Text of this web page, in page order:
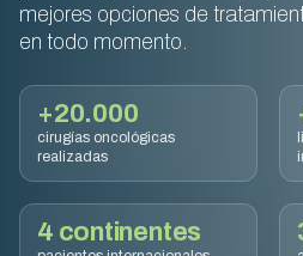
mejores opciones de
en todo momento.
+20.000
cirugías oncológicas
realizadas
4 continentes